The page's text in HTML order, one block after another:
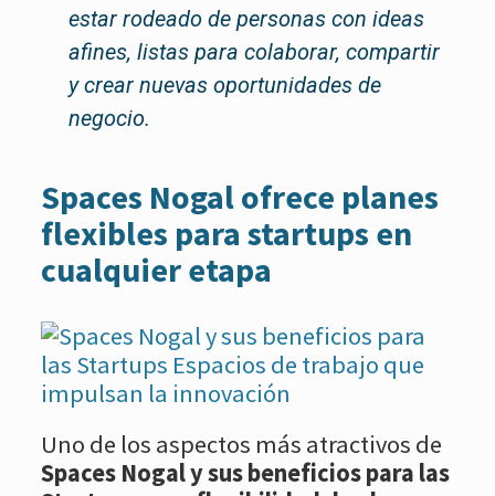
estar rodeado de personas con ideas
afines, listas para colaborar, compartir
y crear nuevas oportunidades de
negocio.
Spaces Nogal ofrece planes
flexibles para startups en
cualquier etapa
Uno de los aspectos más atractivos de
Spaces Nogal y sus beneficios para las